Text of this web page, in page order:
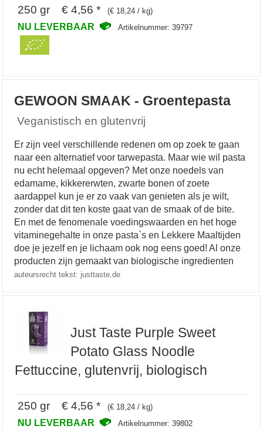
250 gr € 4,56 * (€ 18,24 / kg)
NU LEVERBAAR Artikelnummer: 39797
GEWOON SMAAK - Groentepasta
Veganistisch en glutenvrij
Er zijn veel verschillende redenen om op zoek te gaan
naar een alternatief voor tarwepasta. Maar wie wil pasta
nu echt helemaal opgeven? Met onze noedels van
edamame, kikkererwten, zwarte bonen of zoete
aardappel kun je er zo vaak van genieten als je wilt,
zonder dat dit ten koste gaat van de smaak of de bite.
En met de fenomenale voedingswaarden en het hoge
vitaminegehalte in onze pasta`s en Lekkere Maaltijden
doe je jezelf en je lichaam ook nog eens goed! Al onze
producten zijn gemaakt van biologische ingredienten
auteursrecht tekst: justtaste.de
Just Taste Purple Sweet
Potato Glass Noodle
Fettuccine, glutenvrij, biologisch
250 gr € 4,56 * (€ 18,24 / kg)
NU LEVERBAAR Artikelnummer: 39802